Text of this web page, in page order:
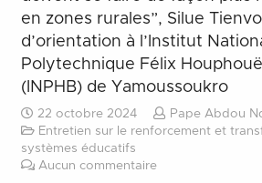
en zones rurales”, Silue
d’orientation à l’Institut
Polytechnique Félix
(INPHB) de Yamoussoukro
22 octobre 2024
Pape Abdou
Entretien sur le renforcement et
systèmes éducatifs
Aucun commentaire